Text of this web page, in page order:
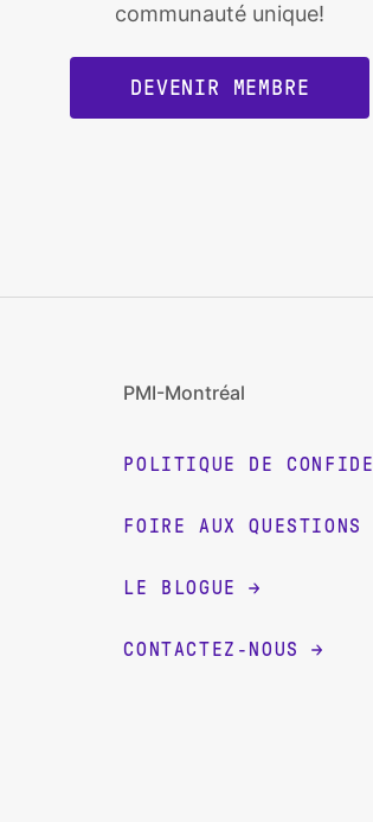
communauté unique!
DEVENIR MEMBRE
PMI-Montréal
POLITIQUE DE
FOIRE AUX QUESTIONS
LE BLOGUE
CONTACTEZ-NOUS